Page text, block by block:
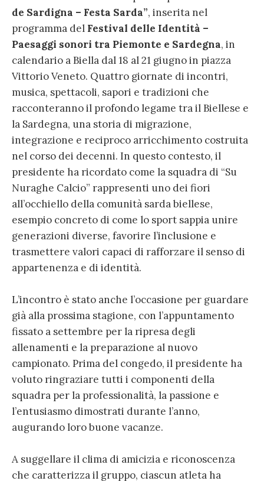
de Sardigna – Festa Sarda”, inserita nel
programma del Festival delle Identità –
Paesaggi sonori tra Piemonte e Sardegna, in
calendario a Biella dal 18 al 21 giugno in piazza
Vittorio Veneto. Quattro giornate di incontri,
musica, spettacoli, sapori e tradizioni che
racconteranno il profondo legame tra il Biellese e
la Sardegna, una storia di migrazione,
integrazione e reciproco arricchimento costruita
nel corso dei decenni. In questo contesto, il
presidente ha ricordato come la squadra di “Su
Nuraghe Calcio” rappresenti uno dei fiori
all’occhiello della comunità sarda biellese,
esempio concreto di come lo sport sappia unire
generazioni diverse, favorire l’inclusione e
trasmettere valori capaci di rafforzare il senso di
appartenenza e di identità.
L’incontro è stato anche l’occasione per guardare
già alla prossima stagione, con l’appuntamento
fissato a settembre per la ripresa degli
allenamenti e la preparazione al nuovo
campionato. Prima del congedo, il presidente ha
voluto ringraziare tutti i componenti della
squadra per la professionalità, la passione e
l’entusiasmo dimostrati durante l’anno,
augurando loro buone vacanze.
A suggellare il clima di amicizia e riconoscenza
che caratterizza il gruppo, ciascun atleta ha